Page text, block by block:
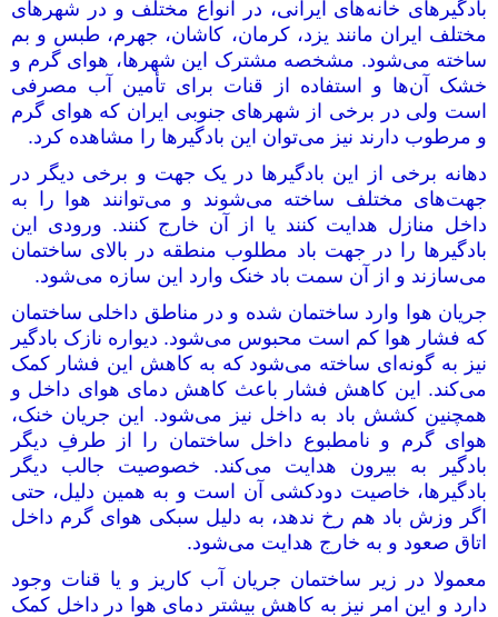
بادگیرهای خانه‌های ایرانی، در انواع مختلف و در شهرهای
مختلف ایران مانند یزد، کرمان، کاشان، جهرم، طبس و بم
ساخته می‌شود. مشخصه مشترک این شهرها، هوای گرم و
خشک آن‌ها و استفاده از قنات برای تأمین آب مصرفی
است ولی در برخی از شهرهای جنوبی ایران که هوای گرم
و مرطوب دارند نیز می‌توان این بادگیرها را مشاهده کرد.
دهانه برخی از این بادگیرها در یک جهت و برخی دیگر در
جهت‌های مختلف ساخته می‌شوند و می‌توانند هوا را به
داخل منازل هدایت کنند یا از آن خارج کنند. ورودی این
بادگیرها را در جهت باد مطلوب منطقه در بالای ساختمان
می‌سازند و از آن سمت باد خنک وارد این سازه می‌شود.
جریان هوا وارد ساختمان شده و در مناطق داخلی ساختمان
که فشار هوا کم است محبوس می‌شود. دیواره نازک بادگیر
نیز به گونه‌ای ساخته می‌شود که به کاهش این فشار کمک
می‌کند. این کاهش فشار باعث کاهش دمای هوای داخل و
همچنین کشش باد به داخل نیز می‌شود. این جریان خنک،
هوای گرم و نامطبوع داخل ساختمان را از طرفِ دیگر
بادگیر به بیرون هدایت می‌کند. خصوصیت جالب دیگر
بادگیرها، خاصیت دودکشی آن است و به همین دلیل، حتی
اگر وزش باد هم رخ ندهد، به دلیل سبکی هوای گرم داخل
اتاق صعود و به خارج هدایت می‌شود.
معمولا در زیر ساختمان جریان آب کاریز و یا قنات‌ وجود
دارد و این امر نیز به کاهش بیشتر دمای هوا در داخل کمک